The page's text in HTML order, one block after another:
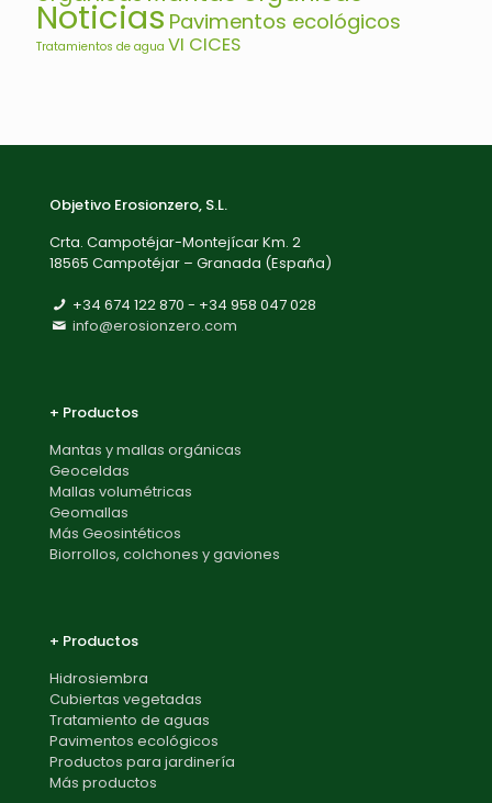
Noticias Pavimentos ecológicos
Tratamientos de agua VI CICES
Objetivo Erosionzero, S.L.
Crta. Campotéjar-Montejícar Km. 2
18565 Campotéjar – Granada (España)
+34 674 122 870 - ‎+34 958 047 028
info@erosionzero.com
+ Productos
Mantas y mallas orgánicas
Geoceldas
Mallas volumétricas
Geomallas
Más Geosintéticos
Biorrollos, colchones y gaviones
+ Productos
Hidrosiembra
Cubiertas vegetadas
Tratamiento de aguas
Pavimentos ecológicos
Productos para jardinería
Más productos